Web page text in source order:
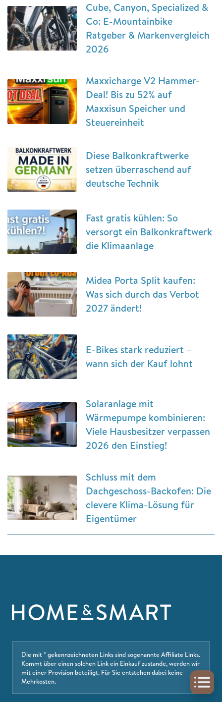
Cube, Canyon, Specialized &
Co: E-Mountainbike
Ratgeber & Markenvergleich
2026
Maxxicharge V2 Hammer-
Deal! Bis zu 52% auf
Maxxisun Speicher und
Steuereinheit
Diese Balkonkraftwerke
setzen überraschend auf
deutsche Technik
Fast gratis kühlen: So
versorgt ein Balkonkraftwerk
die Klimaanlage
Midea Porta Split kaufen:
Was sich durch das Verbot
2027 ändert!
E-Bikes stark reduziert –
wann sich der Kauf lohnt
Solaranlage mit
Wärmepumpe kombinieren:
Viele Hausbesitzer verpassen
2026 den Einstieg!
Schluss mit dem
Dachgeschoss-Backofen: Die
clevere Klima-Lösung für
Eigentümer
Die mit * gekennzeichneten Links sind sogenannte Affiliate Links.
Kommt über einen solchen Link ein Einkauf zustande, werden wir
mit einer Provision beteiligt. Für Sie entstehen dabei keine
Mehrkosten.